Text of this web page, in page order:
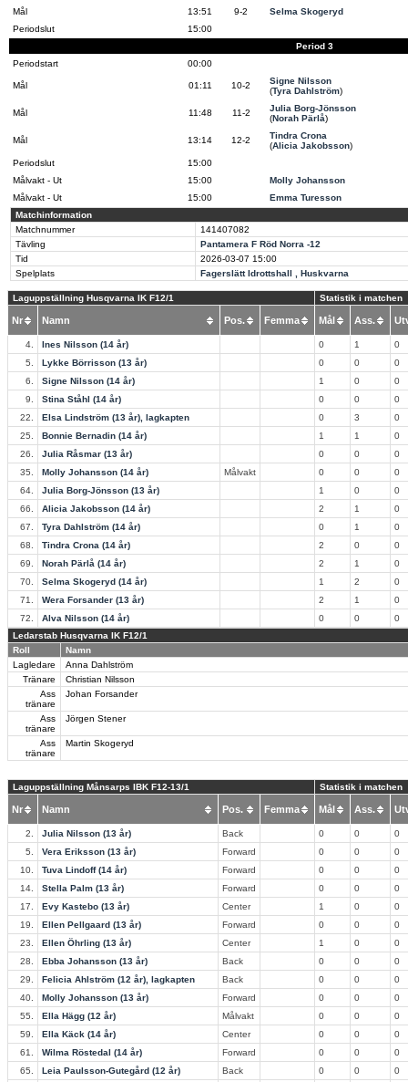
Mål
13:51 9-2
Selma Skogeryd
Periodslut
15:00
Period 3
Periodstart
00:00
Mål 01:11 10-2
Signe Nilsson
(Tyra Dahlström)
Mål 11:48 11-2
Julia Borg-Jönsson
(Norah Pärlå)
Mål 13:14 12-2
Tindra Crona
(Alicia Jakobsson)
Periodslut
15:00
Målvakt - Ut
15:00
Molly Johansson
Målvakt - Ut
15:00
Emma Turesson
Matchinformation
Matchnummer
141407082
Tävling
Pantamera F Röd Norra -12
Tid
2026-03-07 15:00
Spelplats
Fagerslätt Idrottshall , Huskvarna
Laguppställning Husqvarna IK F12/1 Statistik i matchen
Nr Namn Pos. Femma Mål Ass.
4. Ines Nilsson (14 år) 0 1
0
5.
Lykke Börrisson (13 år) 0 0
0
6.
Signe Nilsson (14 år) 1 0
0
9.
Stina Ståhl (14 år) 0 0
0
22.
Elsa Lindström (13 år), lagkapten 0 3
0
25.
Bonnie Bernadin (14 år) 1 1
0
26.
Julia Råsmar (13 år) 0 0
0
35.
Molly Johansson (14 år) Målvakt 0 0
0
64.
Julia Borg-Jönsson (13 år) 1 0
0
66.
Alicia Jakobsson (14 år) 2 1
0
67.
Tyra Dahlström (14 år) 0 1
0
68.
Tindra Crona (14 år) 2 0
0
69.
Norah Pärlå (14 år) 2 1
0
70.
Selma Skogeryd (14 år) 1 2
0
71.
Wera Forsander (13 år) 2 1
0
72.
Alva Nilsson (14 år) 0 0
0
Ledarstab Husqvarna IK F12/1
Roll
Namn
Lagledare
Anna Dahlström
Tränare
Christian Nilsson
Ass
tränare
Johan Forsander
Ass
tränare
Jörgen Stener
Ass
tränare
Martin Skogeryd
Laguppställning Månsarps IBK F12-13/1 Statistik i matchen
Nr Namn Pos. Femma Mål Ass.
2. Julia Nilsson (13 år) Back 0 0
0
5.
Vera Eriksson (13 år) Forward 0 0
0
10.
Tuva Lindoff (14 år) Forward 0 0
0
14.
Stella Palm (13 år) Forward 0 0
0
17.
Evy Kastebo (13 år) Center 1 0
0
19.
Ellen Pellgaard (13 år) Forward 0 0
0
23.
Ellen Öhrling (13 år) Center 1 0
0
28.
Ebba Johansson (13 år) Back 0 0
0
29.
Felicia Ahlström (12 år), lagkapten Back 0 0
0
40.
Molly Johansson (13 år) Forward 0 0
0
55.
Ella Hägg (12 år) Målvakt 0 0
0
59.
Ella Käck (14 år) Center 0 0
0
61.
Wilma Röstedal (14 år) Forward 0 0
0
65.
Leia Paulsson-Gutegård (12 år) Back 0 0 0